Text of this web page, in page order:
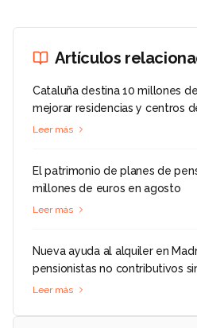
Artículos
Cataluña destina 10 millones
mejorar residencias y centros
Leer más
El patrimonio de planes de
millones de euros en agosto
Leer más
Nueva ayuda al alquiler en
pensionistas no contributivos
Leer más